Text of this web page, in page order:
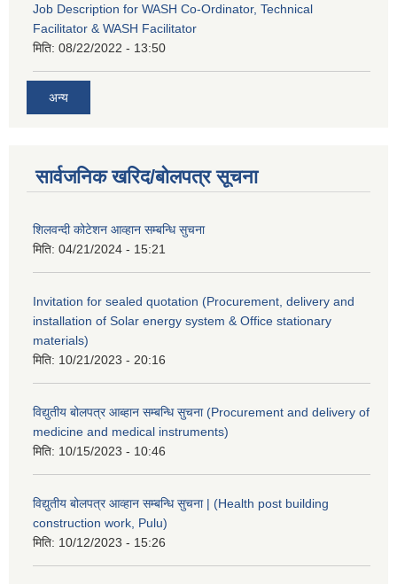
Job Description for WASH Co-Ordinator, Technical
Facilitator & WASH Facilitator
मिति: 08/22/2022 - 13:50
अन्य
सार्वजनिक खरिद/बोलपत्र सूचना
शिलवन्दी कोटेशन आव्हान सम्बन्धि सुचना
मिति: 04/21/2024 - 15:21
Invitation for sealed quotation (Procurement, delivery and
installation of Solar energy system & Office stationary
materials)
मिति: 10/21/2023 - 20:16
विद्युतीय बोलपत्र आब्हान सम्बन्धि सुचना (Procurement and delivery of
medicine and medical instruments)
मिति: 10/15/2023 - 10:46
विद्युतीय बोलपत्र आव्हान सम्बन्धि सुचना | (Health post building
construction work, Pulu)
मिति: 10/12/2023 - 15:26